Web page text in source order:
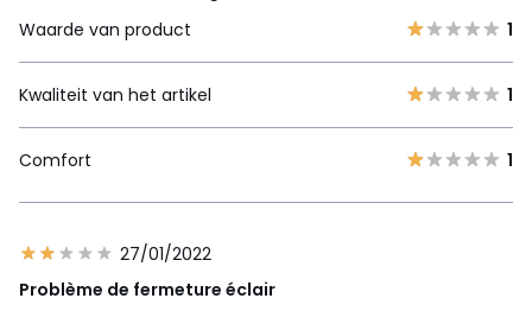
Waarde van product
1
Kwaliteit van het artikel 1
Comfort 1
27/01/2022
Problème de fermeture éclair